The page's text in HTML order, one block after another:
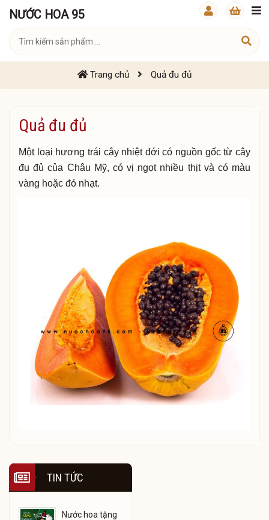
NƯỚC HOA 95
Trang chủ Quả đu đủ
Quả đu đủ
Một loại hương trái cây nhiệt đới có nguồn gốc từ cây
đu đủ của Châu Mỹ, có vị ngọt nhiều thịt và có màu
vàng hoặc đỏ nhạt.
TIN TỨC
Nước hoa tặng